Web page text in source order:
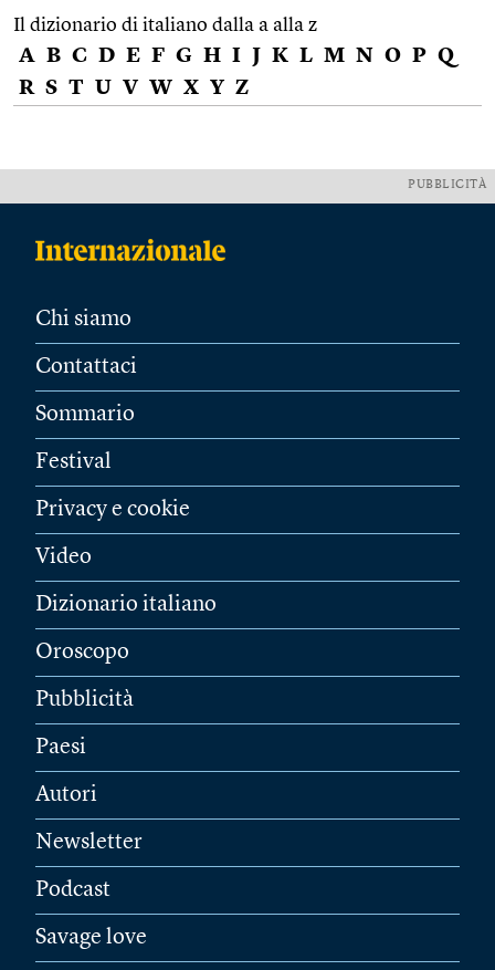
Il dizionario di italiano dalla a alla z
A B C D E F G H I J K L M N O P Q
R S T U V W X Y Z
PUBBLICITÀ
Chi siamo
Contattaci
Sommario
Festival
Privacy e cookie
Video
Dizionario italiano
Oroscopo
Pubblicità
Paesi
Autori
Newsletter
Podcast
Savage love